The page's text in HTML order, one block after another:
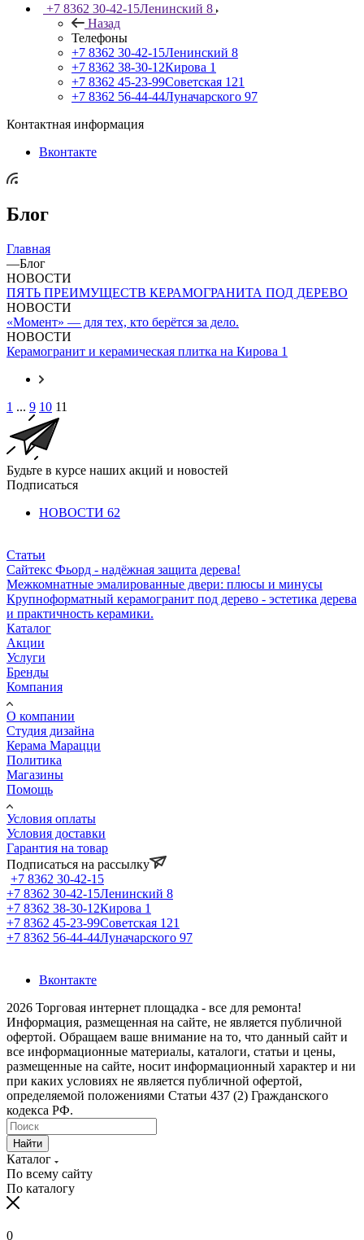
+7 8362 30-42-15Ленинский 8
Назад
Телефоны
+7 8362 30-42-15Ленинский 8
+7 8362 38-30-12Кирова 1
+7 8362 45-23-99Советская 121
+7 8362 56-44-44Луначарского 97
Контактная информация
Вконтакте
Блог
Главная
—Блог
НОВОСТИ
ПЯТЬ ПРЕИМУЩЕСТВ КЕРАМОГРАНИТА ПОД ДЕРЕВО
НОВОСТИ
«Момент» — для тех, кто берётся за дело.
НОВОСТИ
Керамогранит и керамическая плитка на Кирова 1
1 ... 9 10 11
Будьте в курсе наших акций и новостей
Подписаться
НОВОСТИ 62
Статьи
Сайтекс Фьорд - надёжная защита дерева!
Межкомнатные эмалированные двери: плюсы и минусы
Крупноформатный керамогранит под дерево - эстетика дерева
и практичность керамики.
Каталог
Акции
Услуги
Бренды
Компания
О компании
Студия дизайна
Керама Марацци
Политика
Магазины
Помощь
Условия оплаты
Условия доставки
Гарантия на товар
Подписаться на рассылку
+7 8362 30-42-15
+7 8362 30-42-15Ленинский 8
+7 8362 38-30-12Кирова 1
+7 8362 45-23-99Советская 121
+7 8362 56-44-44Луначарского 97
Вконтакте
2026 Торговая интернет площадка - все для ремонта!
Информация, размещенная на сайте, не является публичной
офертой. Обращаем ваше внимание на то, что данный сайт и
все информационные материалы, каталоги, статьи и цены,
размещенные на сайте, носит информационный характер и ни
при каких условиях не является публичной офертой,
определяемой положениями Статьи 437 (2) Гражданского
кодекса РФ.
Найти
Каталог
По всему сайту
По каталогу
0